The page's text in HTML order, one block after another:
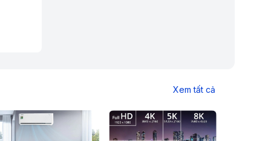
Xem tất cả